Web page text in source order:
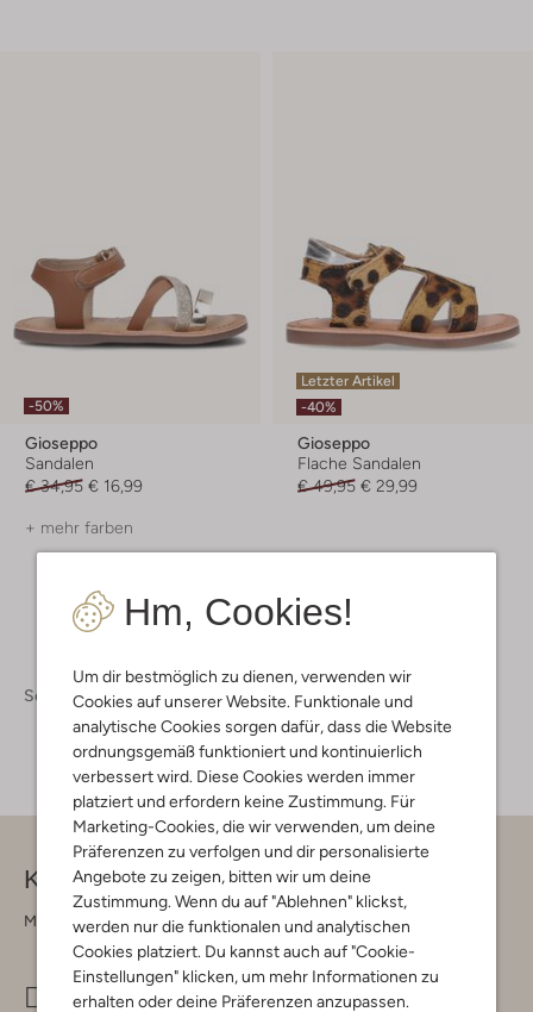
Hm, Cookies!
Um dir bestmöglich zu dienen, verwenden wir
Cookies auf unserer Website. Funktionale und
analytische Cookies sorgen dafür, dass die Website
ordnungsgemäß funktioniert und kontinuierlich
verbessert wird. Diese Cookies werden immer
platziert und erfordern keine Zustimmung. Für
Marketing-Cookies, die wir verwenden, um deine
Präferenzen zu verfolgen und dir personalisierte
Angebote zu zeigen, bitten wir um deine
Zustimmung. Wenn du auf "Ablehnen" klickst,
werden nur die funktionalen und analytischen
Cookies platziert. Du kannst auch auf "Cookie-
Einstellungen" klicken, um mehr Informationen zu
erhalten oder deine Präferenzen anzupassen.
-50%
Gioseppo
Sandalen
€ 34,95 € 16,99
+ mehr farben
Letzter Artikel
-40%
Gioseppo
Flache Sandalen
€ 49,95 € 29,99
Schuhe Kinderschuhe Kinderschuhe Mädchen
Kontakt
Montag - Freitag 09:00 - 17:00 uur
info@omoda.de